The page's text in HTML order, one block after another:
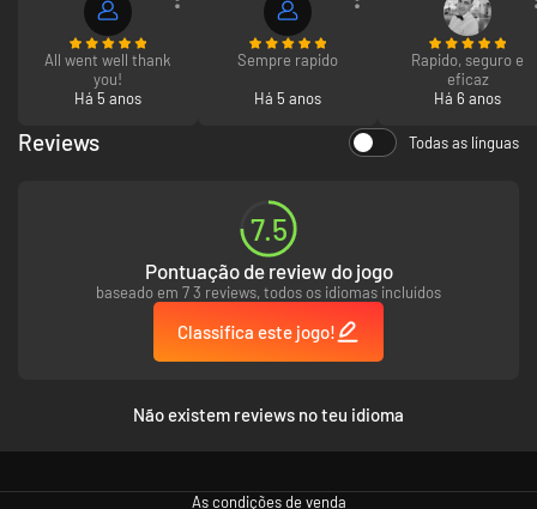
All went well thank
you!
Há 5 anos
Sempre rapido
Há 5 anos
Rapido, seguro e
eficaz
Há 6 anos
Reviews Todas as línguas
7.5
Pontuação de review do jogo
baseado em 7 3 reviews, todos os idiomas incluídos
Classifica este jogo!
Não existem reviews no teu idioma
As condições de venda